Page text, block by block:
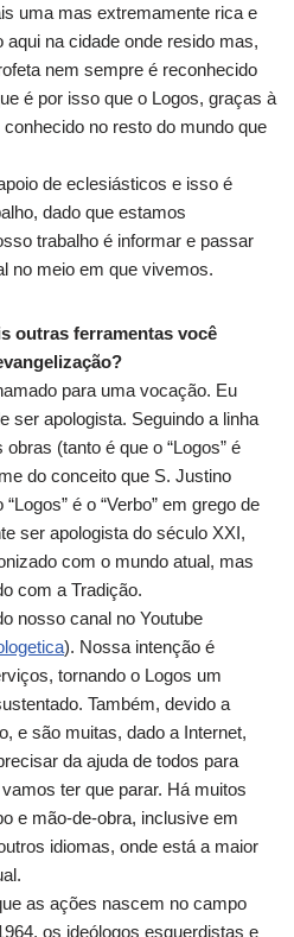
uma mas extremamente rica e
na cidade onde resido mas,
nem sempre é reconhecido
é por isso que o Logos, graças à
no resto do mundo que
de eclesiásticos e isso é
dado que estamos
trabalho é informar e passar
no meio em que vivemos.
outras ferramentas você
para uma vocação. Eu
ser apologista. Seguindo a linha
(tanto é que o “Logos” é
do conceito que S. Justino
é o “Verbo” em grego de
ser apologista do século XXI,
com o mundo atual, mas
com a Tradição.
nosso canal no Youtube
). Nossa intenção é
tornando o Logos um
Também, devido a
e são muitas, dado a Internet,
da ajuda de todos para
ter que parar. Há muitos
e mão-de-obra, inclusive em
idiomas, onde está a maior
as ações nascem no campo
os ideólogos esquerdistas e